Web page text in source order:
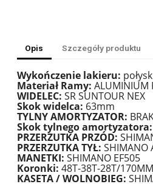
Opis Szczegóły produktu
Wykończenie lakieru: połysk
Materiał Ramy: ALUMINIUM
WIDELEC: SR SUNTOUR NEX
Skok widelca: 63mm
TYLNY AMORTYZATOR:
Skok tylnego amortyzatora:
PRZERZUTKA PRZÓD:
PRZERZUTKA TYŁ: SHIMANO
MANETKI: SHIMANO EF505
Koronki: 48T-38T-28T/170MM
KASETA / WOLNOBIEG: